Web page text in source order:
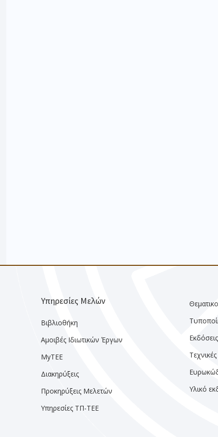
Υπηρεσίες Μελών
Βιβλιοθήκη
Αμοιβές Ιδιωτικών Έργων
MyTEE
Διακηρύξεις
Προκηρύξεις Μελετών
Υπηρεσίες ΤΠ-ΤΕΕ
Εκδόσεις
Υλικό